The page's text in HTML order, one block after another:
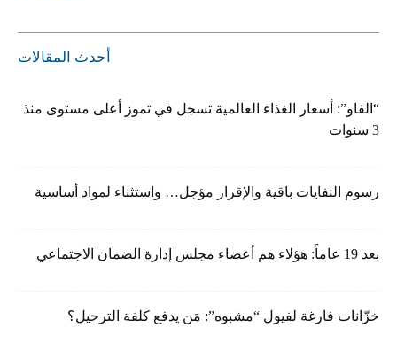
أحدث المقالات
“الفاو”: أسعار الغذاء العالمية تسجل في تموز أعلى مستوى منذ
3 سنوات
رسوم النفايات باقية والإقرار مؤجل… واستثناء لمواد أساسية
بعد 19 عاماً: هؤلاء هم أعضاء مجلس إدارة الضمان الاجتماعي
خزّانات فارغة لفيول “مشبوه”: مَن يدفع كلفة الترحيل؟